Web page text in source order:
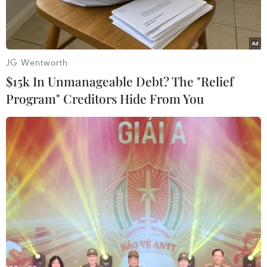
Các vận động viên xuất phát chạy cự ly 10km. (Ảnh: Minh
Tâm/TTXVN)
Nằm trong chuỗi các hoạt động Lễ hội 100 năm
Chợ tình Khâu Vai và công bố Bằng tái công
nhận Công viên Địa chất toàn cầu UNESCO Cao
JG Wentworth
$15k In Unmanageable Debt? The "Relief
Program" Creditors Hide From You